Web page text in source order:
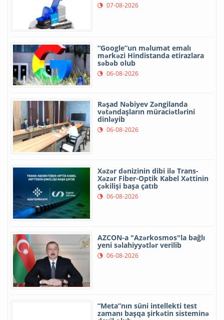
07-08-2026
“Google”un məlumat emalı
mərkəzi Hindistanda etirazlara
səbəb olub
06-08-2026
Rəşad Nəbiyev Zəngilanda
vətəndaşların müraciətlərini
dinləyib
06-08-2026
Xəzər dənizinin dibi ilə Trans-
Xəzər Fiber-Optik Kabel Xəttinin
çəkilişi başa çatıb
06-08-2026
AZCON-a "Azərkosmos"la bağlı
yeni səlahiyyətlər verilib
06-08-2026
“Meta”nın süni intellekti test
zamanı başqa şirkətin sisteminə